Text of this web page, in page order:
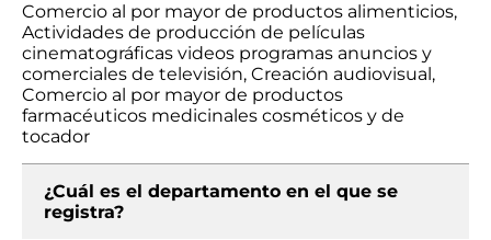
Comercio al por mayor de productos alimenticios,
Actividades de producción de películas
cinematográficas videos programas anuncios y
comerciales de televisión, Creación audiovisual,
Comercio al por mayor de productos
farmacéuticos medicinales cosméticos y de
tocador
¿Cuál es el departamento en el que se
registra?